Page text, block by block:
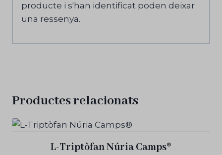
producte i s'han identificat poden deixar
una ressenya.
Productes relacionats
L-Triptòfan Núria Camps®